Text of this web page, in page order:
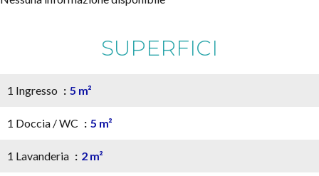
SUPERFICI
1 Ingresso 5 m²
1 Doccia / WC 5 m²
1 Lavanderia 2 m²